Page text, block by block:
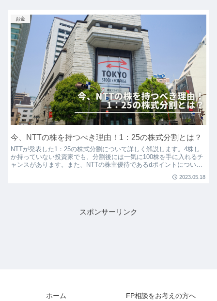
お金
今、NTTの株を持つべき理由！1：25の株式分割とは？
NTTが発表した1：25の株式分割について詳しく解説します。4株し
か持っていない投資家でも、分割後には一気に100株を手に入れるチ
ャンスがあります。また、NTTの株主優待であるdポイントについて
2023.05.18
スポンサーリンク
ホーム FP相談をお考えの方へ